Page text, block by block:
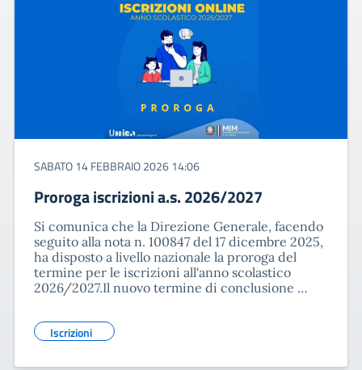
SABATO 14 FEBBRAIO 2026 14:06
Proroga iscrizioni a.s. 2026/2027
Si comunica che la Direzione Generale, facendo
seguito alla nota n. 100847 del 17 dicembre 2025,
ha disposto a livello nazionale la proroga del
termine per le iscrizioni all'anno scolastico
2026/2027.Il nuovo termine di conclusione …
Iscrizioni